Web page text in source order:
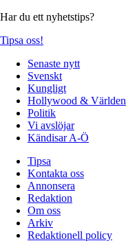
Har du ett nyhetstips?
Tipsa oss!
Senaste nytt
Svenskt
Kungligt
Hollywood & Världen
Politik
Vi avslöjar
Kändisar A-Ö
Tipsa
Kontakta oss
Annonsera
Redaktion
Om oss
Arkiv
Redaktionell policy